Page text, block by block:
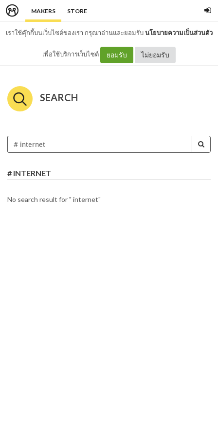
MAKERS STORE
เราใช้คุ๊กกี้บนเว็บไซต์ของเรา กรุณาอ่านและยอมรับนโยบายความเป็นส่วนตัว
เพื่อใช้บริการเว็บไซต์ ยอมรับ ไม่ยอมรับ
SEARCH
# INTERNET
No search result for " internet"